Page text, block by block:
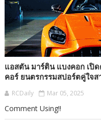
แอสตัน มาร์ติน แบงคอก เปิด
คอร์ ยนตรกรรมสปอร์ตคู่ใจส
RCDaily Mar 05, 2025
Comment Using!!